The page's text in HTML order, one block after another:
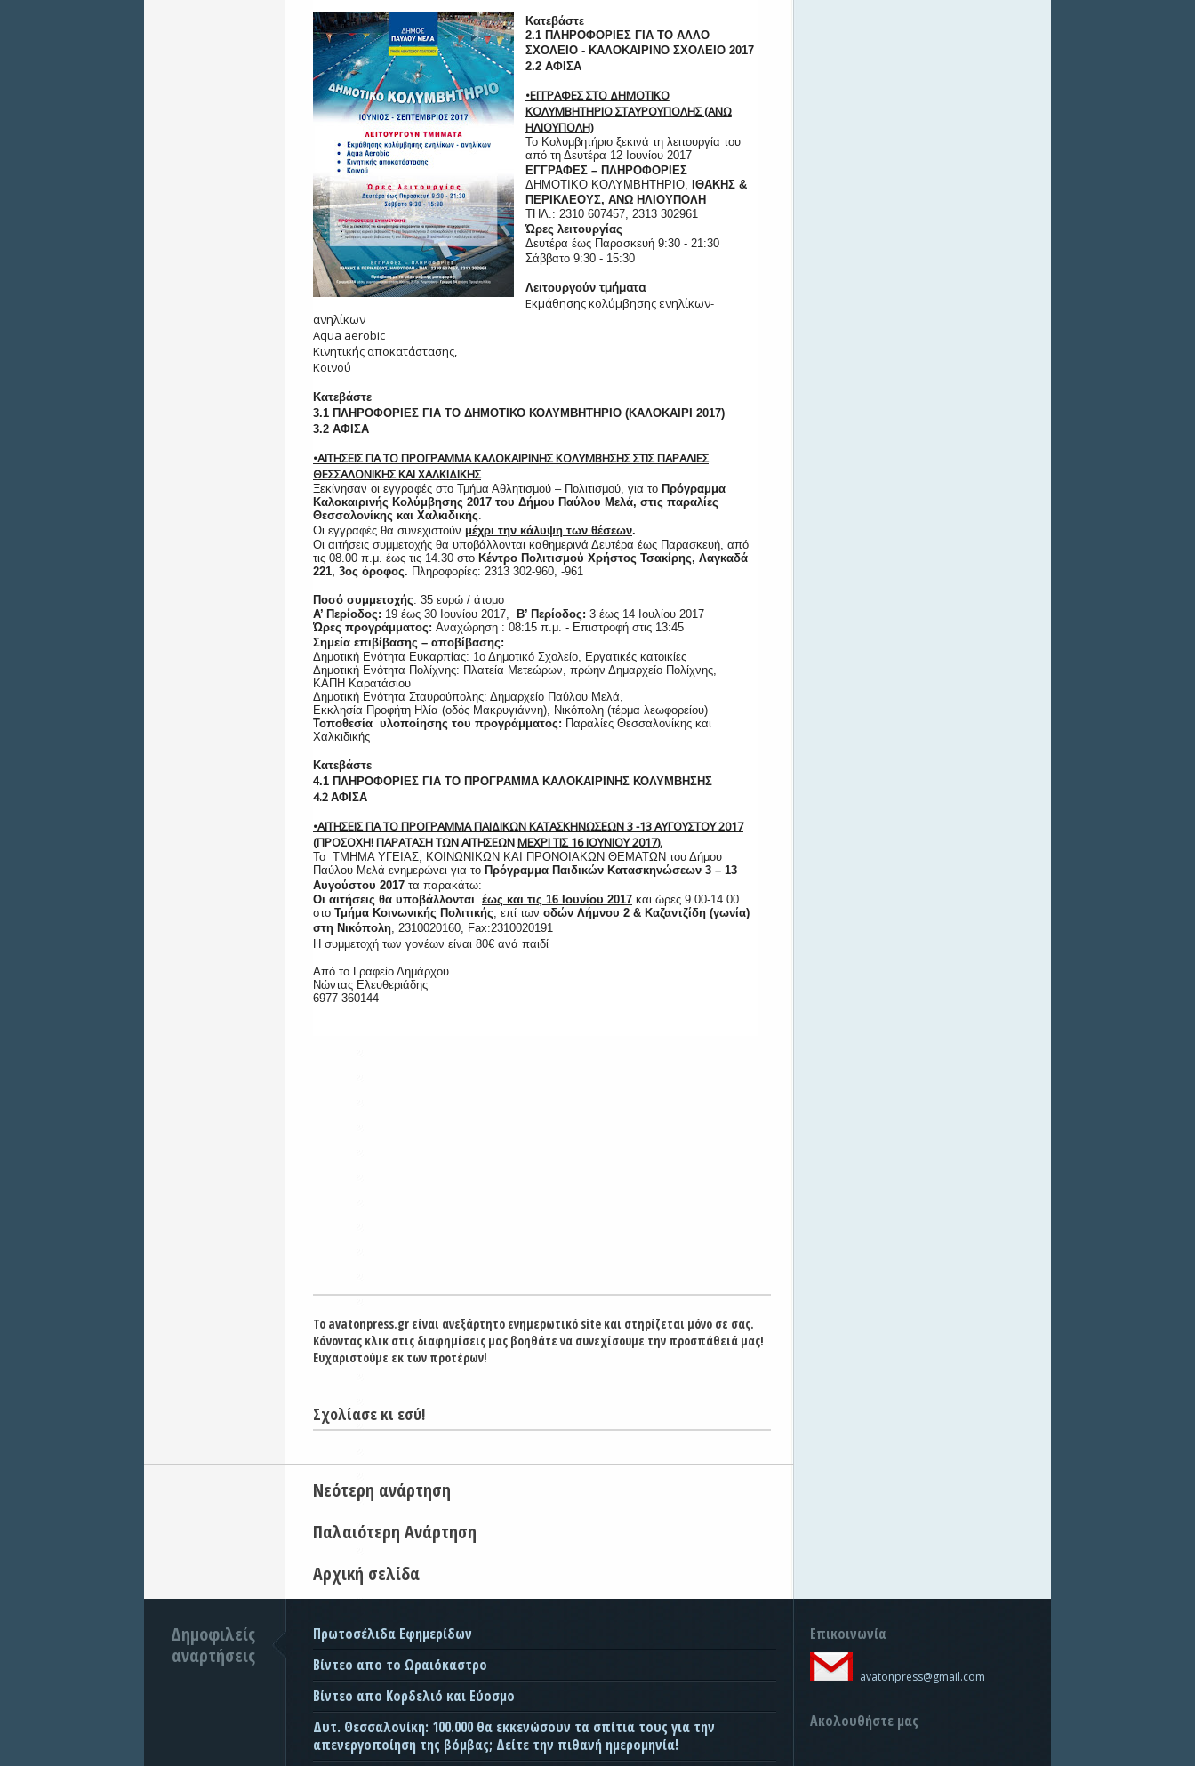
Κατεβάστε
2.1 ΠΛΗΡΟΦΟΡΙΕΣ ΓΙΑ ΤΟ ΑΛΛΟ
ΣΧΟΛΕΙΟ - ΚΑΛΟΚΑΙΡΙΝΟ ΣΧΟΛΕΙΟ 2017
2.2 ΑΦΙΣΑ
•ΕΓΓΡΑΦΕΣ ΣΤΟ ΔΗΜΟΤΙΚΟ
ΚΟΛΥΜΒΗΤΗΡΙΟ ΣΤΑΥΡΟΥΠΟΛΗΣ (ΑΝΩ
ΗΛΙΟΥΠΟΛΗ)
Το Κολυμβητήριο ξεκινά τη λειτουργία του
από τη Δευτέρα 12 Ιουνίου 2017
ΕΓΓΡΑΦΕΣ – ΠΛΗΡΟΦΟΡΙΕΣ
ΔΗΜΟΤΙΚΟ ΚΟΛΥΜΒΗΤΗΡΙΟ, ΙΘΑΚΗΣ &
ΠΕΡΙΚΛΕΟΥΣ, ΑΝΩ ΗΛΙΟΥΠΟΛΗ
ΤΗΛ.: 2310 607457, 2313 302961
Ώρες λειτουργίας
Δευτέρα έως Παρασκευή 9:30 - 21:30
Σάββατο 9:30 - 15:30
Λειτουργούν τμήματα
Εκμάθησης κολύμβησης ενηλίκων-
ανηλίκων
Aqua aerobic
Κινητικής αποκατάστασης,
Κοινού
Κατεβάστε
3.1 ΠΛΗΡΟΦΟΡΙΕΣ ΓΙΑ ΤΟ ΔΗΜΟΤΙΚΟ ΚΟΛΥΜΒΗΤΗΡΙΟ (ΚΑΛΟΚΑΙΡΙ 2017)
3.2 ΑΦΙΣΑ
•ΑΙΤΗΣΕΙΣ ΓΙΑ ΤΟ ΠΡΟΓΡΑΜΜΑ ΚΑΛΟΚΑΙΡΙΝΗΣ ΚΟΛΥΜΒΗΣΗΣ ΣΤΙΣ ΠΑΡΑΛΙΕΣ
ΘΕΣΣΑΛΟΝΙΚΗΣ ΚΑΙ ΧΑΛΚΙΔΙΚΗΣ
Ξεκίνησαν οι εγγραφές στο Τμήμα Αθλητισμού – Πολιτισμού, για το Πρόγραμμα
Καλοκαιρινής Κολύμβησης 2017 του Δήμου Παύλου Μελά, στις παραλίες
Θεσσαλονίκης και Χαλκιδικής.
Οι εγγραφές θα συνεχιστούν μέχρι την κάλυψη των θέσεων.
Οι αιτήσεις συμμετοχής θα υποβάλλονται καθημερινά Δευτέρα έως Παρασκευή, από
τις 08.00 π.μ. έως τις 14.30 στο Κέντρο Πολιτισμού Χρήστος Τσακίρης, Λαγκαδά
221, 3ος όροφος. Πληροφορίες: 2313 302-960, -961
Ποσό συμμετοχής: 35 ευρώ / άτομο
Α’ Περίοδος: 19 έως 30 Ιουνίου 2017, Β’ Περίοδος: 3 έως 14 Ιουλίου 2017
Ώρες προγράμματος: Αναχώρηση : 08:15 π.μ. - Eπιστροφή στις 13:45
Σημεία επιβίβασης – αποβίβασης:
Δημοτική Ενότητα Ευκαρπίας: 1ο Δημοτικό Σχολείο, Εργατικές κατοικίες
Δημοτική Ενότητα Πολίχνης: Πλατεία Μετεώρων, πρώην Δημαρχείο Πολίχνης,
ΚΑΠΗ Καρατάσιου
Δημοτική Ενότητα Σταυρούπολης: Δημαρχείο Παύλου Μελά,
Εκκλησία Προφήτη Ηλία (οδός Μακρυγιάννη), Νικόπολη (τέρμα λεωφορείου)
Τοποθεσία υλοποίησης του προγράμματος: Παραλίες Θεσσαλονίκης και
Χαλκιδικής
Κατεβάστε
4.1 ΠΛΗΡΟΦΟΡΙΕΣ ΓΙΑ ΤΟ ΠΡΟΓΡΑΜΜΑ ΚΑΛΟΚΑΙΡΙΝΗΣ ΚΟΛΥΜΒΗΣΗΣ
4.2 ΑΦΙΣΑ
•ΑΙΤΗΣΕΙΣ ΓΙΑ ΤΟ ΠΡΟΓΡΑΜΜΑ ΠΑΙΔΙΚΩΝ ΚΑΤΑΣΚΗΝΩΣΕΩΝ 3 -13 ΑΥΓΟΥΣΤΟΥ 2017
(ΠΡΟΣΟΧΗ! ΠΑΡΑΤΑΣΗ ΤΩΝ ΑΙΤΗΣΕΩΝΜΕΧΡΙ ΤΙΣ 16 ΙΟΥΝΙΟΥ 2017),
Το ΤΜΗΜΑ ΥΓΕΙΑΣ, ΚΟΙΝΩΝΙΚΩΝ ΚΑΙ ΠΡΟΝΟΙΑΚΩΝ ΘΕΜΑΤΩΝ του Δήμου
Παύλου Μελά ενημερώνει για το Πρόγραμμα Παιδικών Κατασκηνώσεων 3 – 13
Αυγούστου 2017 τα παρακάτω:
Οι αιτήσεις θα υποβάλλονται έως και τις 16 Ιουνίου 2017 και ώρες 9.00-14.00
στο Τμήμα Κοινωνικής Πολιτικής, επί των οδών Λήμνου 2 & Καζαντζίδη (γωνία)
στη Νικόπολη, 2310020160, Fax:2310020191
Η συμμετοχή των γονέων είναι 80€ ανά παιδί
Από το Γραφείο Δημάρχου
Νώντας Ελευθεριάδης
6977 360144
Το avatonpress.gr είναι ανεξάρτητο ενημερωτικό site και στηρίζεται μόνο σε σας.
Κάνοντας κλικ στις διαφημίσεις μας βοηθάτε να συνεχίσουμε την προσπάθειά μας!
Ευχαριστούμε εκ των προτέρων!
Σχολίασε κι εσύ!
Νεότερη ανάρτηση
Παλαιότερη Ανάρτηση
Αρχική σελίδα
Δημοφιλείς
αναρτήσεις
Πρωτοσέλιδα Εφημερίδων
Βίντεο απο το Ωραιόκαστρο
Βίντεο απο Κορδελιό και Εύοσμο
Δυτ. Θεσσαλονίκη: 100.000 θα εκκενώσουν τα σπίτια τους για την
απενεργοποίηση της βόμβας; Δείτε την πιθανή ημερομηνία!
Επικοινωνία
avatonpress@gmail.com
Ακολουθήστε μας